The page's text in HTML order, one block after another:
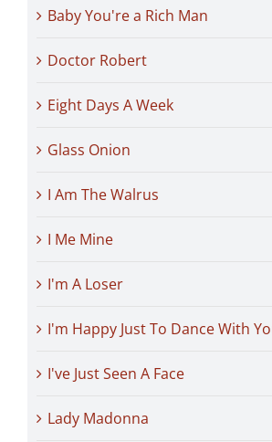
Baby You're a Rich Man
Doctor Robert
Eight Days A Week
Glass Onion
I Am The Walrus
I Me Mine
I'm A Loser
I'm Happy Just To Dance With
I've Just Seen A Face
Lady Madonna